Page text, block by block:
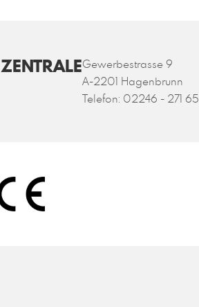
ZENTRALEGewerbestrasse 9
A-2201 Hagenbrunn
Telefon: 02246 - 271 65